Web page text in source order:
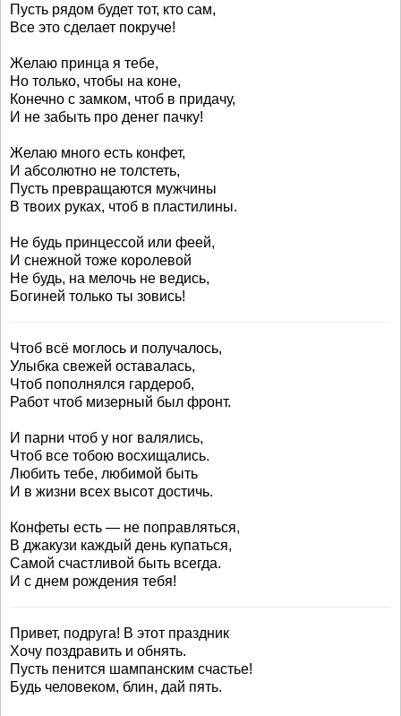
Пусть рядом будет тот, кто сам,
Все это сделает покруче!
Желаю принца я тебе,
Но только, чтобы на коне,
Конечно с замком, чтоб в придачу,
И не забыть про денег пачку!
Желаю много есть конфет,
И абсолютно не толстеть,
Пусть превращаются мужчины
В твоих руках, чтоб в пластилины.
Не будь принцессой или феей,
И снежной тоже королевой
Не будь, на мелочь не ведись,
Богиней только ты зовись!
Чтоб всё моглось и получалось,
Улыбка свежей оставалась,
Чтоб пополнялся гардероб,
Работ чтоб мизерный был фронт.
И парни чтоб у ног валялись,
Чтоб все тобою восхищались.
Любить тебе, любимой быть
И в жизни всех высот достичь.
Конфеты есть — не поправляться,
В джакузи каждый день купаться,
Самой счастливой быть всегда.
И с днем рождения тебя!
Привет, подруга! В этот праздник
Хочу поздравить и обнять.
Пусть пенится шампанским счастье!
Будь человеком, блин, дай пять.